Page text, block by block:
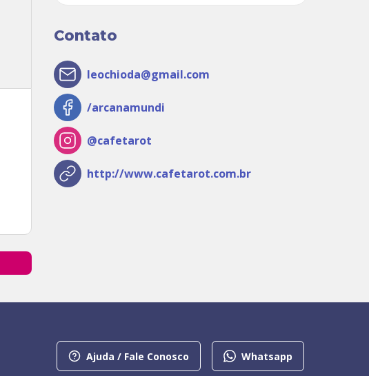
Contato
leochioda@gmail.com
/arcanamundi
@cafetarot
http://www.cafetarot.com.br
Ajuda / Fale Conosco Whatsapp